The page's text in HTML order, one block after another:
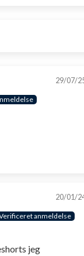
29/07/
20/01/
jeg